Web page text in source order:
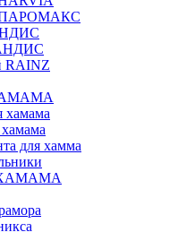
ПАРОМАКС
RAINZ
хамама
для хамма